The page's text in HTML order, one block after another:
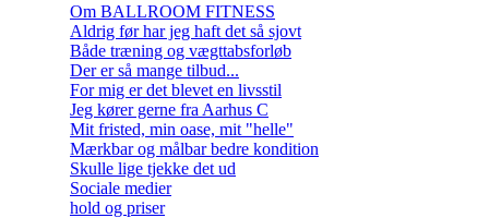
Om BALLROOM FITNESS
Aldrig før har jeg haft det så sjovt
Både træning og vægttabsforløb
Der er så mange tilbud...
For mig er det blevet en livsstil
Jeg kører gerne fra Aarhus C
Mit fristed, min oase, mit "helle"
Mærkbar og målbar bedre kondition
Skulle lige tjekke det ud
Sociale medier
hold og priser